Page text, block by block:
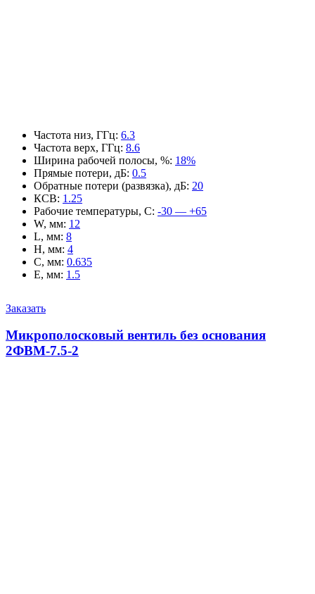
Частота низ, ГГц: 6.3
Частота верх, ГГц: 8.6
Ширина рабочей полосы, %: 18%
Прямые потери, дБ: 0.5
Обратные потери (развязка), дБ: 20
КСВ: 1.25
Рабочие температуры, С: -30 — +65
W, мм: 12
L, мм: 8
H, мм: 4
C, мм: 0.635
E, мм: 1.5
Заказать
Микрополосковый вентиль без основания
2ФВМ-7.5-2